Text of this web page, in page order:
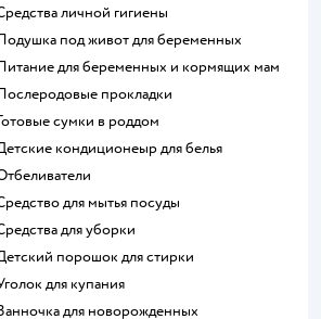
средства личной гигиены
подушка под живот для беременных
питание для беременных и кормящих мам
послеродовые прокладки
готовые сумки в роддом
детские кондиционеыр для белья
отбеливатели
средство для мытья посуды
средства для уборки
детский порошок для стирки
уголок для купания
ванночка для новорожденных